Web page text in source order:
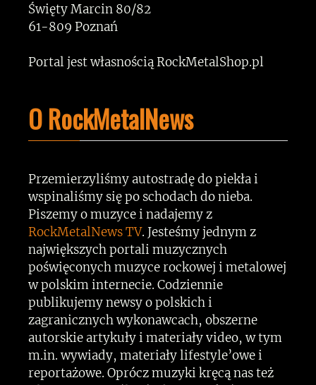
Święty Marcin 80/82
61-809 Poznań
Portal jest własnością RockMetalShop.pl
O RockMetalNews
Przemierzyliśmy autostradę do piekła i
wspinaliśmy się po schodach do nieba.
Piszemy o muzyce i nadajemy z
RockMetalNews TV. Jesteśmy jednym z
największych portali muzycznych
poświęconych muzyce rockowej i metalowej
w polskim internecie. Codziennie
publikujemy newsy o polskich i
zagranicznych wykonawcach, obszerne
autorskie artykuły i materiały video, w tym
m.in. wywiady, materiały lifestyle’owe i
reportażowe. Oprócz muzyki kręcą nas też